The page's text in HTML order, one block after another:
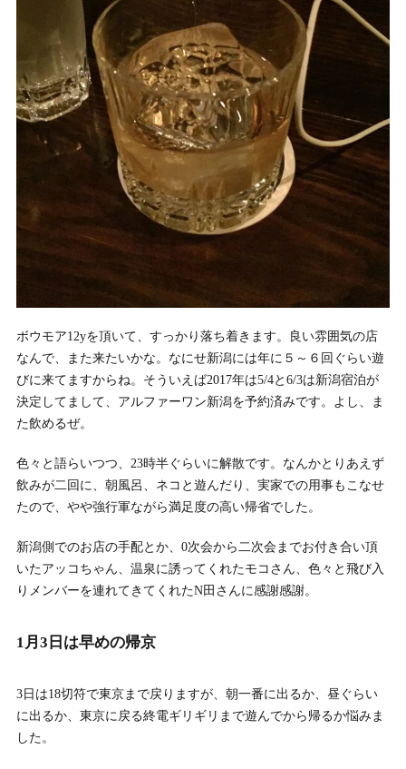
ボウモア12yを頂いて、すっかり落ち着きます。良い雰囲気の店
なんで、また来たいかな。なにせ新潟には年に５～６回ぐらい遊
びに来てますからね。そういえば2017年は5/4と6/3は新潟宿泊が
決定してまして、アルファーワン新潟を予約済みです。よし、ま
た飲めるぜ。
色々と語らいつつ、23時半ぐらいに解散です。なんかとりあえず
飲みが二回に、朝風呂、ネコと遊んだり、実家での用事もこなせ
たので、やや強行軍ながら満足度の高い帰省でした。
新潟側でのお店の手配とか、0次会から二次会までお付き合い頂
いたアッコちゃん、温泉に誘ってくれたモコさん、色々と飛び入
りメンバーを連れてきてくれたN田さんに感謝感謝。
1月3日は早めの帰京
3日は18切符で東京まで戻りますが、朝一番に出るか、昼ぐらい
に出るか、東京に戻る終電ギリギリまで遊んでから帰るか悩みま
した。